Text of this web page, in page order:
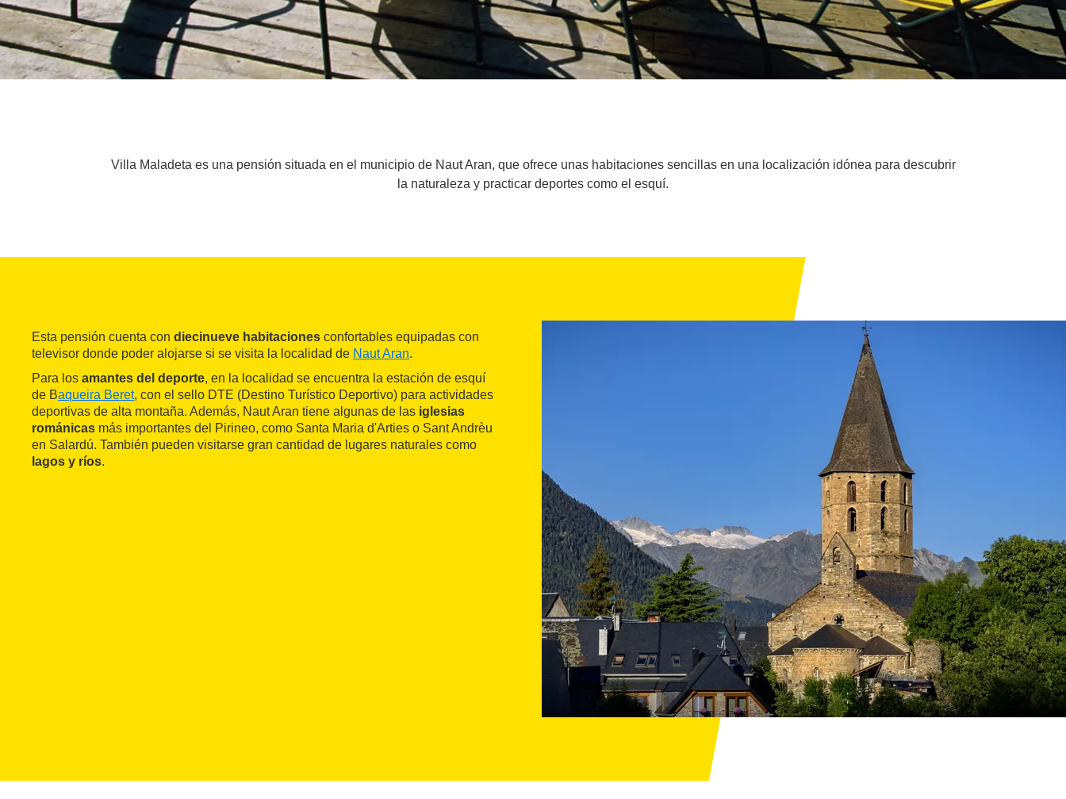
Villa Maladeta es una pensión situada en el municipio de Naut Aran, que ofrece unas habitaciones sencillas en una localización idónea para descubrir
la naturaleza y practicar deportes como el esquí.
Esta pensión cuenta con diecinueve habitaciones confortables equipadas con
televisor donde poder alojarse si se visita la localidad de Naut Aran.
Para los amantes del deporte, en la localidad se encuentra la estación de esquí
de Baqueira Beret, con el sello DTE (Destino Turístico Deportivo) para actividades
deportivas de alta montaña. Además, Naut Aran tiene algunas de las iglesias
románicas más importantes del Pirineo, como Santa Maria d'Arties o Sant Andrèu
en Salardú. También pueden visitarse gran cantidad de lugares naturales como
lagos y ríos.